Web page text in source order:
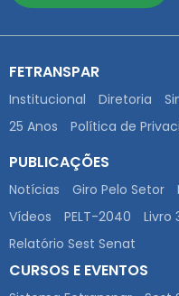
FETRANSPAR
Institucional Diretoria
25 Anos
Política de
PUBLICAÇÕES
Notícias Giro Pelo Setor
Vídeos
PELT-2040 Livro
Relatório Sest Senat
CURSOS E EVENTOS